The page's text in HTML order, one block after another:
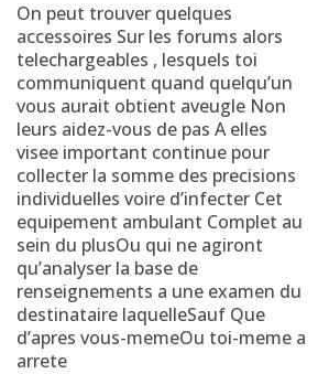
On peut trouver quelques
accessoires Sur les forums alors
telechargeables , lesquels toi
communiquent quand quelqu’un
vous aurait obtient aveugle Non
leurs aidez-vous de pas A elles
visee important continue pour
collecter la somme des precisions
individuelles voire d’infecter Cet
equipement ambulant Complet au
sein du plusOu qui ne agiront
qu’analyser la base de
renseignements a une examen du
destinataire laquelleSauf Que
d’apres vous-memeOu toi-meme a
arrete